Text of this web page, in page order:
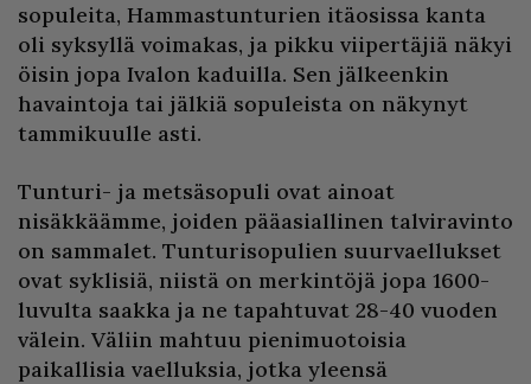
sopuleita, Hammastunturien itäosissa kanta
oli syksyllä voimakas, ja pikku viipertäjiä näkyi
öisin jopa Ivalon kaduilla. Sen jälkeenkin
havaintoja tai jälkiä sopuleista on näkynyt
tammikuulle asti.
Tunturi- ja metsäsopuli ovat ainoat
nisäkkäämme, joiden pääasiallinen talviravinto
on sammalet. Tunturisopulien suurvaellukset
ovat syklisiä, niistä on merkintöjä jopa 1600-
luvulta saakka ja ne tapahtuvat 28-40 vuoden
välein. Väliin mahtuu pienimuotoisia
paikallisia vaelluksia, jotka yleensä